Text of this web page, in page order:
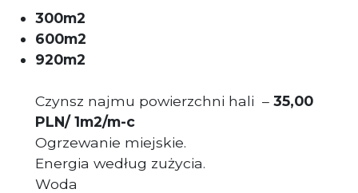
300m2
600m2
920m2
Czynsz najmu powierzchni hali – 35,00
PLN/ 1m2/m-c
Ogrzewanie miejskie.
Energia według zużycia.
Woda